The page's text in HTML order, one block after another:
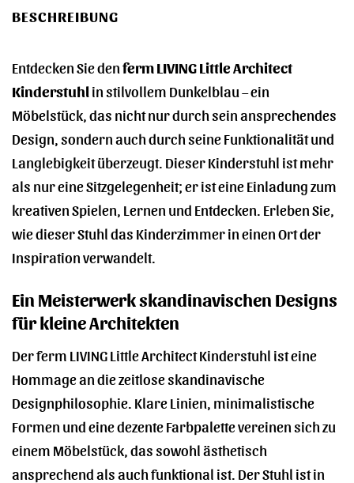
BESCHREIBUNG
Entdecken Sie denferm LIVING Little Architect
Kinderstuhl in stilvollem Dunkelblau – ein
Möbelstück, das nicht nur durch sein ansprechendes
Design, sondern auch durch seine Funktionalität und
Langlebigkeit überzeugt. Dieser Kinderstuhl ist mehr
als nur eine Sitzgelegenheit; er ist eine Einladung zum
kreativen Spielen, Lernen und Entdecken. Erleben Sie,
wie dieser Stuhl das Kinderzimmer in einen Ort der
Inspiration verwandelt.
Ein Meisterwerk skandinavischen Designs
für kleine Architekten
Der ferm LIVING Little Architect Kinderstuhl ist eine
Hommage an die zeitlose skandinavische
Designphilosophie. Klare Linien, minimalistische
Formen und eine dezente Farbpalette vereinen sich zu
einem Möbelstück, das sowohl ästhetisch
ansprechend als auch funktional ist. Der Stuhl ist in